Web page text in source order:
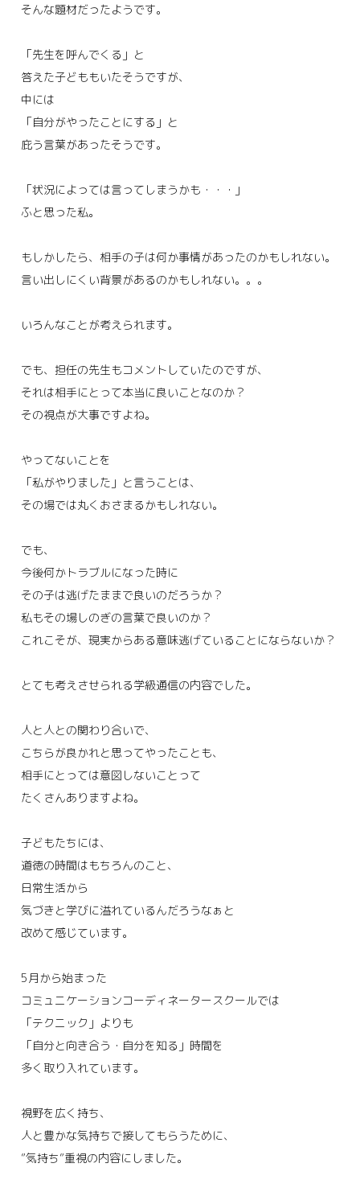
そんな題材だったようです。
「先生を呼んでくる」と
答えた子どももいたそうですが、
中には
「自分がやったことにする」と
庇う言葉があったそうです。
「状況によっては言ってしまうかも・・・」
ふと思った私。
もしかしたら、相手の子は何か事情があったのかもしれない。
言い出しにくい背景があるのかもしれない。。。
いろんなことが考えられます。
でも、担任の先生もコメントしていたのですが、
それは相手にとって本当に良いことなのか？
その視点が大事ですよね。
やってないことを
「私がやりました」と言うことは、
その場では丸くおさまるかもしれない。
でも、
今後何かトラブルになった時に
その子は逃げたままで良いのだろうか？
私もその場しのぎの言葉で良いのか？
これこそが、現実からある意味逃げていることにならないか？
とても考えさせられる学級通信の内容でした。
人と人との関わり合いで、
こちらが良かれと思ってやったことも、
相手にとっては意図しないことって
たくさんありますよね。
子どもたちには、
道徳の時間はもちろんのこと、
日常生活から
気づきと学びに溢れているんだろうなぁと
改めて感じています。
5月から始まった
コミュニケーションコーディネータースクールでは
「テクニック」よりも
「自分と向き合う・自分を知る」時間を
多く取り入れています。
視野を広く持ち、
人と豊かな気持ちで接してもらうために、
”気持ち”重視の内容にしました。